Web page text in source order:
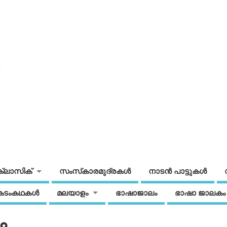
സംസ്‌കാരമുദ്രകള്‍ നാടന്‍ പാട്ടുകള്‍
മലയാളം ഭാഷാജാലം ഭാഷാ ജാലകം